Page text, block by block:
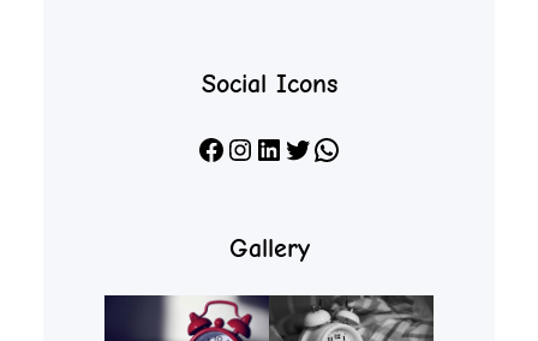
Social Icons
Facebook Instagram LinkedIn X WhatsApp
Gallery